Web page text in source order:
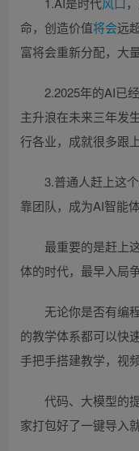
命，创造价值将会远
富将会重新分配，大
2.2025年的AI已
主升浪在未来三年发
行各业，成就很多跟上
3.普通人赶上这
靠团队，成为AI智能
最重要的是赶上
体的时代，最早入局
无论你是否有编
的教学体系都可以快
手把手搭建教学，视
代码、大模型的
家打包好了一键导入